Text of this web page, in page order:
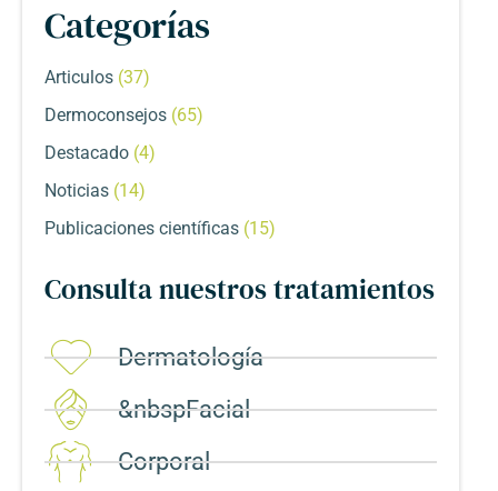
Categorías
Articulos (37)
Dermoconsejos (65)
Destacado (4)
Noticias (14)
Publicaciones científicas (15)
Consulta nuestros tratamientos
Dermatología
&nbspFacial
Corporal​